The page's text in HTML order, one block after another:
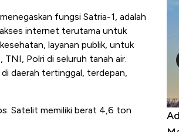
fungsi Satria-1, adalah
internet terutama untuk
layanan publik, untuk
TNI, Polri di seluruh tanah air.
daerah tertinggal, terdepan,
Satelit memiliki berat 4,6 ton
Tutup Keran Ekspor, Harga